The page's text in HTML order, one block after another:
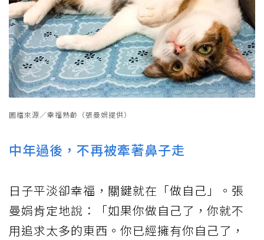
圖檔來源／幸福熟齡（張曼娟提供）
中年過後，不再被牽著鼻子走
日子平淡卻幸福，關鍵就在「做自己」。張
曼娟肯定地說：「如果你做自己了，你就不
用追求太多的東西。你已經擁有你自己了，